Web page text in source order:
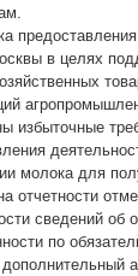
в целях
избыточные
молока для
отчетности
сведений об
по
дополнительный